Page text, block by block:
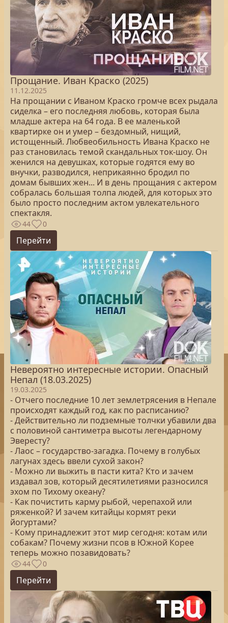
Прощание. Иван Краско (2025)
11.12.2025
На прощании с Иваном Краско громче всех рыдала
сиделка – его последняя любовь, которая была
младше актера на 64 года. В ее маленькой
квартирке он и умер – бездомный, нищий,
истощенный. Любвеобильность Ивана Краско не
раз становилась темой скандальных ток-шоу. Он
женился на девушках, которые годятся ему во
внучки, разводился, неприкаянно бродил по
домам бывших жен... И в день прощания с актером
собралась большая толпа людей, для которых это
было просто последним актом увлекательного
спектакля.
44 0
Перейти
Невероятно интересные истории. Опасный
Непал (18.03.2025)
19.03.2025
- Отчего последние 10 лет землетрясения в Непале
происходят каждый год, как по расписанию?
- Действительно ли подземные толчки убавили два
с половиной сантиметра высоты легендарному
Эвересту?
- Лаос – государство-загадка. Почему в голубых
лагунах здесь ввели сухой закон?
- Можно ли выжить в пасти кита? Кто и зачем
издавал зов, который десятилетиями разносился
эхом по Тихому океану?
- Как почистить карму рыбой, черепахой или
ряженкой? И зачем китайцы кормят реки
йогуртами?
- Кому принадлежит этот мир сегодня: котам или
собакам? Почему жизни псов в Южной Корее
теперь можно позавидовать?
44 0
Перейти